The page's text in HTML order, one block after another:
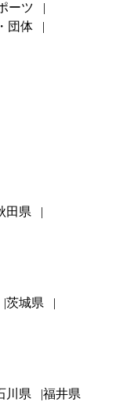
ーツ
団体
田県
茨城県
川県 福井県